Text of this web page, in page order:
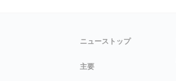
ニューストップ
主要